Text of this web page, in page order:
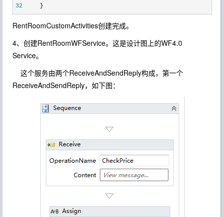
32
}
RentRoomCustomActivities创建完成。
4、创建RentRoomWFService。这是设计图上的WF4.0
Service。
这个服务由两个ReceiveAndSendReply构成，第一个
ReceiveAndSendReply，如下图：